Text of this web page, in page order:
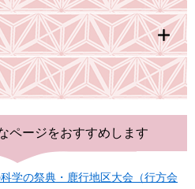
ページをおすすめします
学の祭典・鹿行地区大会（行方会